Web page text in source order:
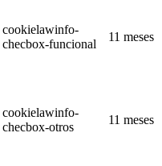
cookielawinfo-
checbox-funcional
11 meses
cookielawinfo-
checbox-otros
11 meses